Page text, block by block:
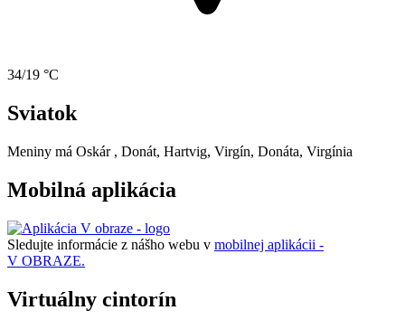
34/19 °C
Sviatok
Meniny má Oskár , Donát, Hartvig, Virgín, Donáta, Virgínia
Mobilná aplikácia
Sledujte informácie z nášho webu v mobilnej aplikácii -
V OBRAZE.
Virtuálny cintorín